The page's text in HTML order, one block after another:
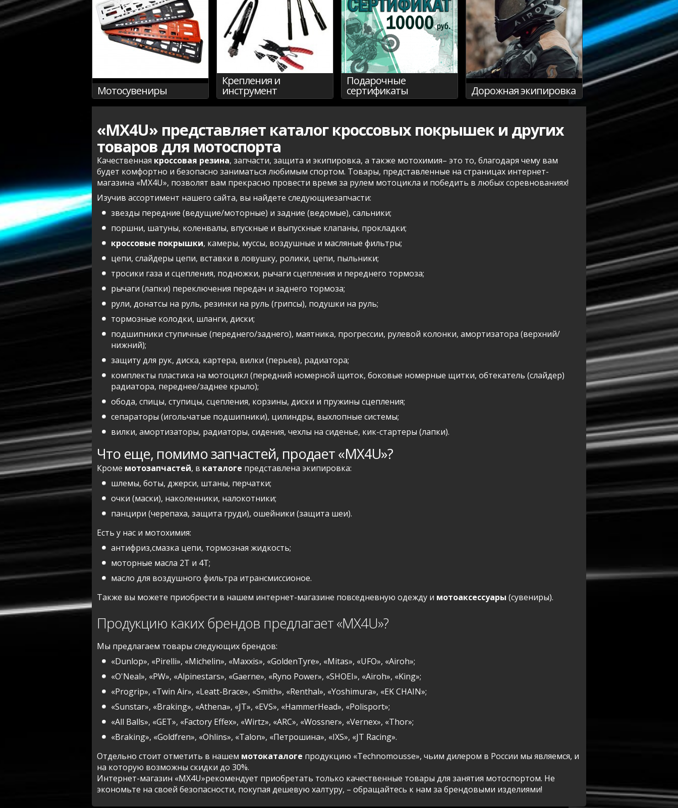
Мотосувениры
Крепления и
инструмент
Подарочные
сертификаты Дорожная экипировка
«MX4U» представляет каталог кроссовых покрышек и других
товаров для мотоспорта
Качественная кроссовая резина, запчасти, защита и экипировка, а также мотохимия– это то, благодаря чему вам
будет комфортно и безопасно заниматься любимым спортом. Товары, представленные на страницах интернет-
магазина «MX4U», позволят вам прекрасно провести время за рулем мотоцикла и победить в любых соревнованиях!
Изучив ассортимент нашего сайта, вы найдете следующиезапчасти:
звезды передние (ведущие/моторные) и задние (ведомые), сальники;
поршни, шатуны, коленвалы, впускные и выпускные клапаны, прокладки;
кроссовые покрышки, камеры, муссы, воздушные и масляные фильтры;
цепи, слайдеры цепи, вставки в ловушку, ролики, цепи, пыльники;
тросики газа и сцепления, подножки, рычаги сцепления и переднего тормоза;
рычаги (лапки) переключения передач и заднего тормоза;
рули, донатсы на руль, резинки на руль (грипсы), подушки на руль;
тормозные колодки, шланги, диски;
подшипники ступичные (переднего/заднего), маятника, прогрессии, рулевой колонки, амортизатора (верхний/
нижний);
защиту для рук, диска, картера, вилки (перьев), радиатора;
комплекты пластика на мотоцикл (передний номерной щиток, боковые номерные щитки, обтекатель (слайдер)
радиатора, переднее/заднее крыло);
обода, спицы, ступицы, сцепления, корзины, диски и пружины сцепления;
сепараторы (игольчатые подшипники), цилиндры, выхлопные системы;
вилки, амортизаторы, радиаторы, сидения, чехлы на сиденье, кик-стартеры (лапки).
Что еще, помимо запчастей, продает «MX4U»?
Кроме мотозапчастей, в каталоге представлена экипировка:
шлемы, боты, джерси, штаны, перчатки;
очки (маски), наколенники, налокотники;
панцири (черепаха, защита груди), ошейники (защита шеи).
Есть у нас и мотохимия:
антифриз,смазка цепи, тормозная жидкость;
моторные масла 2Т и 4Т;
масло для воздушного фильтра итрансмиссионое.
Также вы можете приобрести в нашем интернет-магазине повседневную одежду и мотоаксессуары (сувениры).
Продукцию каких брендов предлагает «MX4U»?
Мы предлагаем товары следующих брендов:
«Dunlop», «Pirelli», «Michelin», «Maxxis», «GoldenTyre», «Mitas», «UFO», «Airoh»;
«O'Neal», «PW», «Alpinestars», «Gaerne», «Ryno Power», «SHOEI», «Airoh», «King»;
«Progrip», «Twin Air», «Leatt-Brace», «Smith», «Renthal», «Yoshimura», «EK CHAIN»;
«Sunstar», «Braking», «Athena», «JT», «EVS», «HammerHead», «Polisport»;
«All Balls», «GET», «Factory Effex», «Wirtz», «ARC», «Wossner», «Vernex», «Thor»;
«Braking», «Goldfren», «Ohlins», «Talon», «Петрошина», «IXS», «JT Racing».
Отдельно стоит отметить в нашем мотокаталоге продукцию «Technomousse», чьим дилером в России мы являемся, и
на которую возможны скидки до 30%.
Интернет-магазин «MX4U»рекомендует приобретать только качественные товары для занятия мотоспортом. Не
экономьте на своей безопасности, покупая дешевую халтуру, – обращайтесь к нам за брендовыми изделиями!